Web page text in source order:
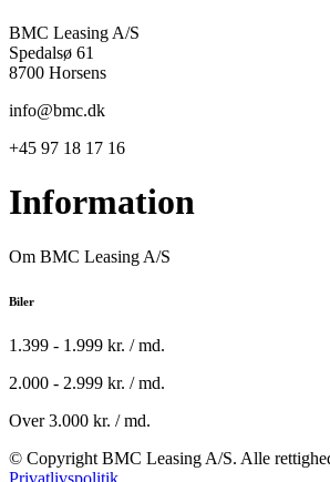
BMC Leasing A/S
Spedalsø 61
8700 Horsens
info@bmc.dk
+45 97 18 17 16
Information
Om BMC Leasing A/S
Biler
1.399 - 1.999 kr. / md.
2.000 - 2.999 kr. / md.
Over 3.000 kr. / md.
© Copyright BMC Leasing A/S. Alle
Privatlivspolitik